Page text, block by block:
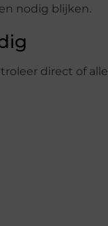
nodig blijken.
direct of